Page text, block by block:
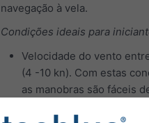
navegação à vela.
Condições ideais para
Velocidade do vento
(4 -10 kn). Com estas
as manobras são fáceis